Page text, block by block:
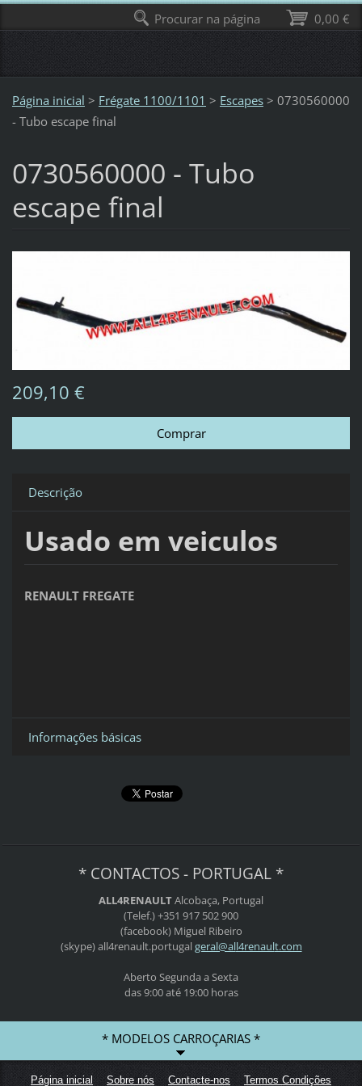
Página inicial > Frégate 1100/1101 > Escapes > 0730560000
- Tubo escape final
0730560000 - Tubo
escape final
209,10 €
Descrição
Usado em veiculos
RENAULT FREGATE
Informações básicas
* CONTACTOS - PORTUGAL *
ALL4RENAULTAlcobaça, Portugal
(Telef.) +351 917 502 900
(facebook) Miguel Ribeiro
(skype) all4renault.portugal geral@all4renault.com
Aberto Segunda a Sexta
das 9:00 até 19:00 horas
* MODELOS CARROÇARIAS *
Página inicial Sobre nós Contacte-nos Termos Condições
0,00 €
Procurar na página